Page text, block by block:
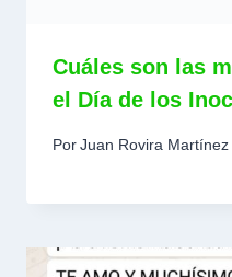
Cuáles son las
el Día de los
PorJuan Rovira Martínez